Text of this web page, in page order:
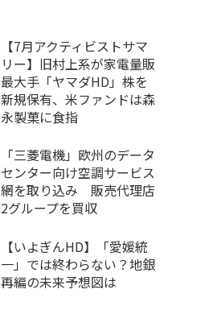
【7月アクティビストサマ
リー】旧村上系が家電量販
最大手「ヤマダHD」株を
新規保有、米ファンドは森
永製菓に食指
「三菱電機」欧州のデータ
センター向け空調サービス
網を取り込み 販売代理店
2グループを買収
【いよぎんHD】「愛媛統
一」では終わらない？地銀
再編の未来予想図は